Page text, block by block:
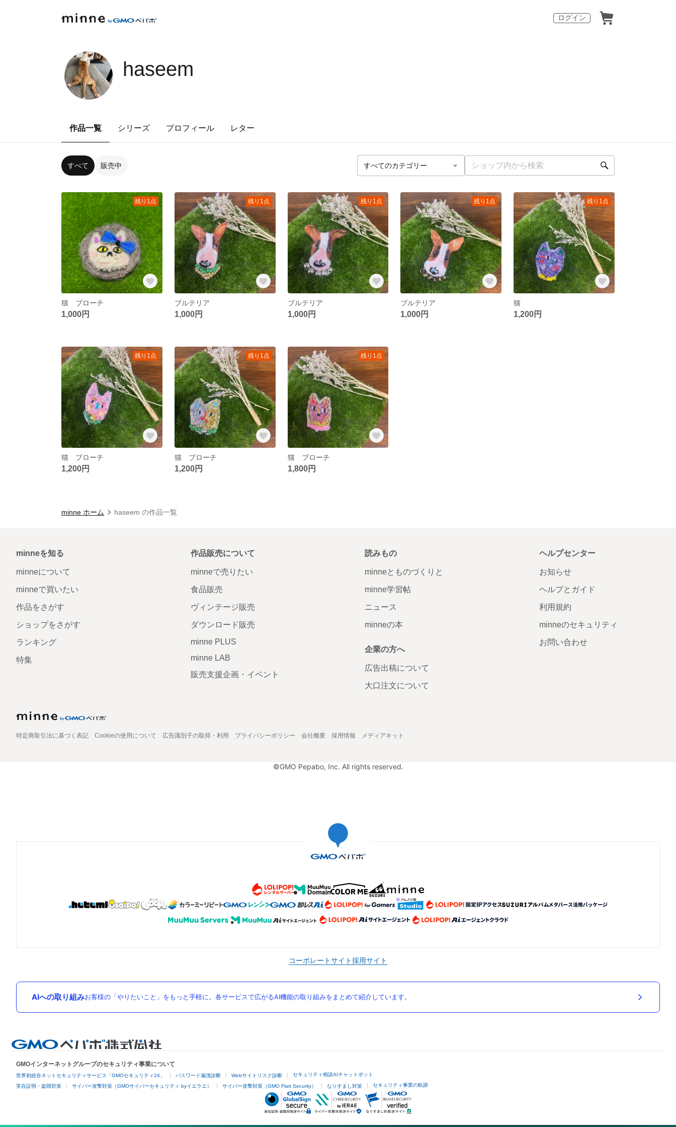
ログイン
haseem
作品一覧 シリーズ プロフィール レター
すべて 販売中
残り1点
猫 ブローチ
1,000円
残り1点
ブルテリア
1,000円
残り1点
ブルテリア
1,000円
残り1点
ブルテリア
1,000円
残り1点
猫
1,200円
残り1点
猫 ブローチ
1,200円
残り1点
猫 ブローチ
1,200円
残り1点
猫 ブローチ
1,800円
minne ホーム haseem の作品一覧
minneを知る
minneについて
minneで買いたい
作品をさがす
ショップをさがす
ランキング
特集
作品販売について
minneで売りたい
食品販売
ヴィンテージ販売
ダウンロード販売
minne PLUS
minne LAB
販売支援企画・イベント
読みもの
minneとものづくりと
minne学習帖
ニュース
minneの本
企業の方へ
広告出稿について
大口注文について
ヘルプセンター
お知らせ
ヘルプとガイド
利用規約
minneのセキュリティ
お問い合わせ
特定商取引法に基づく表記 Cookieの使用について 広告識別子の取得・利用 プライバシーポリシー 会社概要 採用情報 メディアキット
©GMO Pepabo, Inc. All rights reserved.
コーポレートサイト採用サイト
AIへの取り組みお客様の「やりたいこと」をもっと手軽に。各サービスで広がるAI機能の取り組みをまとめて紹介しています。
GMOインターネットグループのセキュリティ事業について
世界初総合ネットセキュリティサービス「GMOセキュリティ24」 パスワード漏洩診断 Webサイトリスク診断 セキュリティ相談AIチャットボット
実在証明・盗聴対策 サイバー攻撃対策（GMOサイバーセキュリティ byイエラエ） サイバー攻撃対策（GMO Flatt Security） なりすまし対策 セキュリティ事業の軌跡